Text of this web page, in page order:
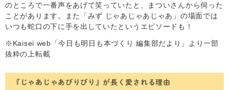
のところで一番声をあげて笑っていたと、まついさんから伺った
ことがあります。また「みず じゃあじゃあじゃあ」の場面では
いつも蛇口の下に手を出していたというエピソードも！
※Kaisei web「今日も明日も本づくり 編集部だより」より一部
抜粋の上転載
『じゃあじゃあびりびり』が長く愛される理由